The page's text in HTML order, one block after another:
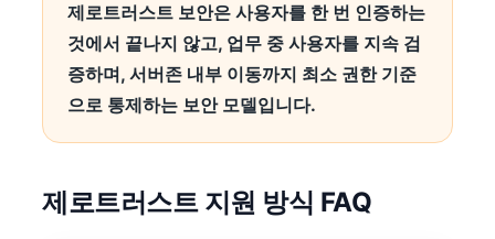
제로트러스트 보안은 사용자를 한 번 인증하는
것에서 끝나지 않고, 업무 중 사용자를 지속 검
증하며, 서버존 내부 이동까지 최소 권한 기준
으로 통제하는 보안 모델입니다.
제로트러스트 지원 방식 FAQ